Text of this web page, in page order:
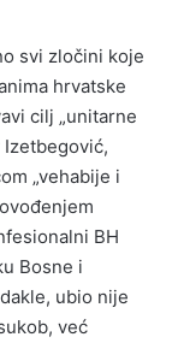
svi zločini koje
hrvatske
cilj „unitarne
Izetbegović,
„vehabije i
BH
Bosne i
ubio nije
već